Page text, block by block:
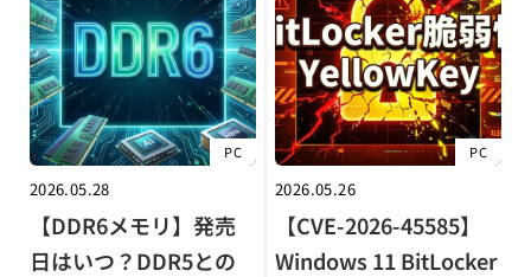
PC
2026.05.28
【DDR6メモリ】発売
日はいつ？DDR5との
PC
2026.05.26
【CVE-2026-45585】
Windows 11 BitLocker